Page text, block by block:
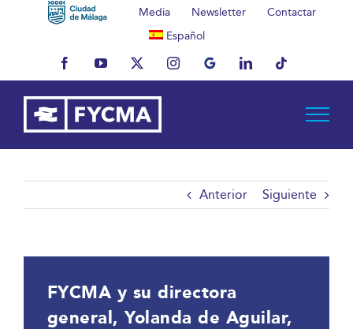
Media Newsletter
Contactar
Español
FacebookYouTubeX InstagramMyBusinessLinkedInTiktok
Anterior Siguiente
FYCMA y su directora
general, Yolanda de Aguilar,